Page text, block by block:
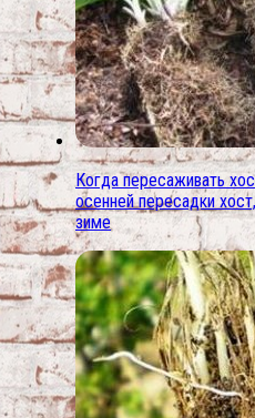
Когда пересаживать
осенней пересадки
зиме